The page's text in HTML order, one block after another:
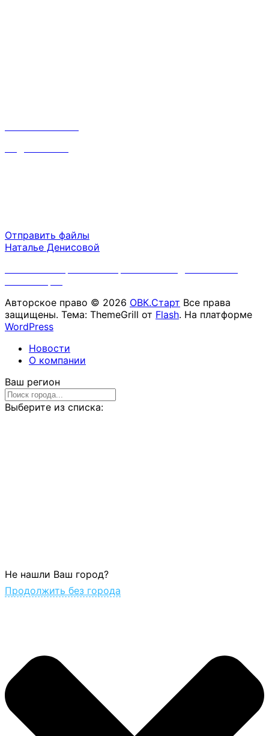
Отправить файлы
Наталье Денисовой
Авторское право © 2026 ОВК.Старт Все права
защищены. Тема: ThemeGrill от Flash. На платформе
WordPress
Новости
О компании
Ваш регион
Выберите из списка:
Не нашли Ваш город?
Продолжить без города